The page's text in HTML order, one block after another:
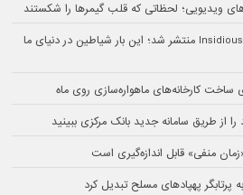
ویدیویی؛ لحظاتی که قلب گیمرها را شکستند
تریلر نهایی Insidious: Out of the Further منتشر شد؛ این بار شیاطین در دنیای ما
ساخت کارخانه‌های ماهواره‌سازی روی ماه
از طریق سامانه جدید بانک مرکزی ببینید
منفی» قابل اندازه‌گیری است
پرتابگر پهپادهای مسلح تبدیل کرد